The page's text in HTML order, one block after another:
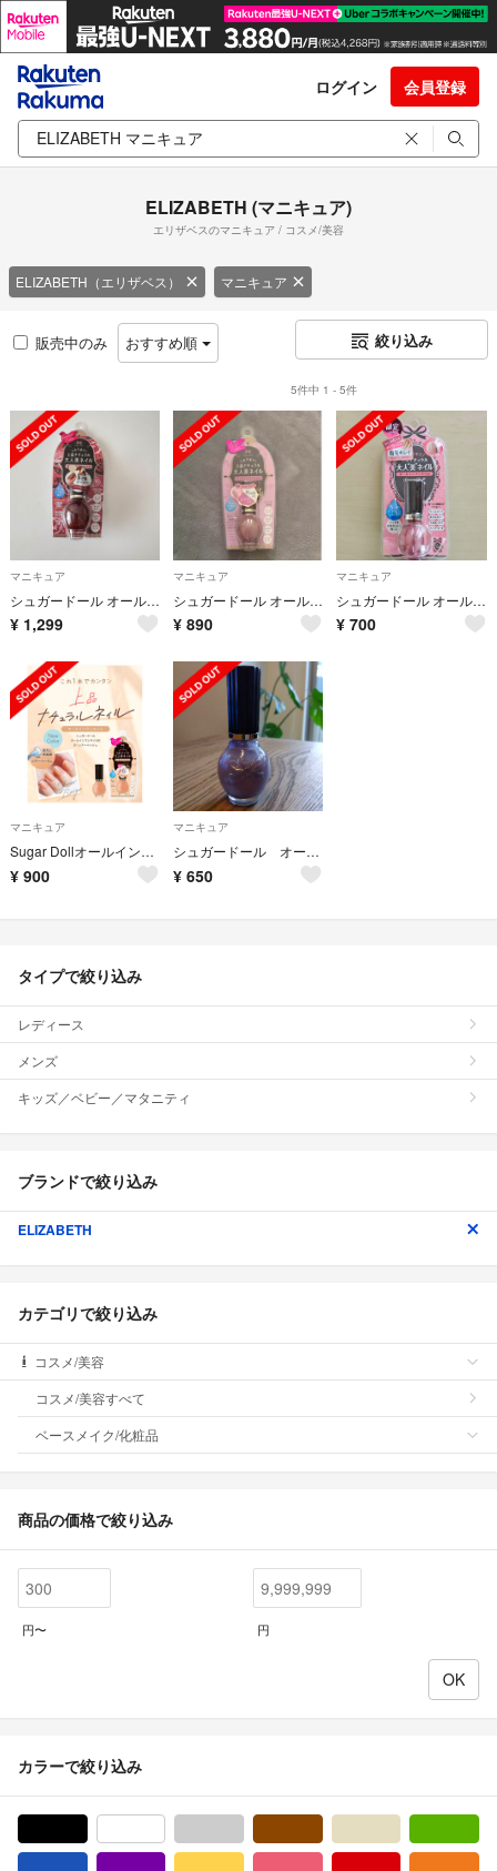
ログイン 会員登録
ELIZABETH (マニキュア)
エリザベスのマニキュア / コスメ/美容
ELIZABETH（エリザベス） マニキュア
販売中のみ おすすめ順 絞り込み
5件中 1 - 5件
マニキュア
シュガードール オールインワンネイル R28 アップルフィグ 限定
¥ 1,299
マニキュア
シュガードール オールインワンネイルR 30 7ml
¥ 890
マニキュア
シュガードール オールインワンネイル NL06 大人ベリーピンク 数量限定 新品
¥ 700
マニキュア
Sugar DollオールインワンネイルR / 51 シアーベージュ
¥ 900
マニキュア
シュガードール オールインワンネイルR クリアラベンダー 7ml
¥ 650
タイプで絞り込み
レディース
メンズ
キッズ／ベビー／マタニティ
ブランドで絞り込み
ELIZABETH
カテゴリで絞り込み
コスメ/美容
コスメ/美容すべて
ベースメイク/化粧品
商品の価格で絞り込み
円〜 円
カラーで絞り込み